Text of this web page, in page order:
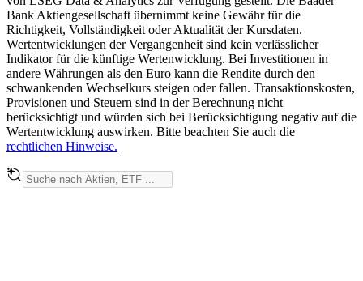
Bank Aktiengesellschaft übernimmt keine Gewähr für die
Richtigkeit, Vollständigkeit oder Aktualität der Kursdaten.
Wertentwicklungen der Vergangenheit sind kein verlässlicher
Indikator für die künftige Wertenwicklung. Bei Investitionen in
andere Währungen als den Euro kann die Rendite durch den
schwankenden Wechselkurs steigen oder fallen. Transaktionskosten,
Provisionen und Steuern sind in der Berechnung nicht
berücksichtigt und würden sich bei Berücksichtigung negativ auf die
Wertentwicklung auswirken. Bitte beachten Sie auch die
rechtlichen Hinweise.